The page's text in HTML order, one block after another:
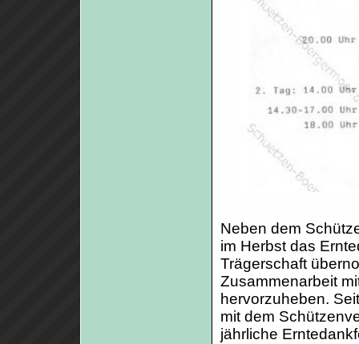
Neben dem
im Herbst das
Trägerschaft
Zusammenarbeit
hervorzuheben.
mit dem
jährliche